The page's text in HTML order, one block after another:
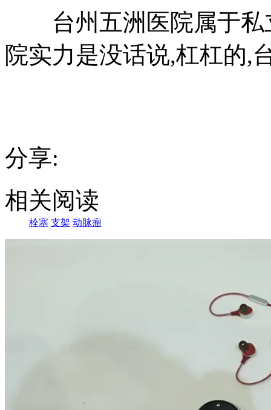
台州五洲医院属于私
院实力是没话说,杠杠的,
分享:
相关阅读
栓塞 支架 动脉瘤